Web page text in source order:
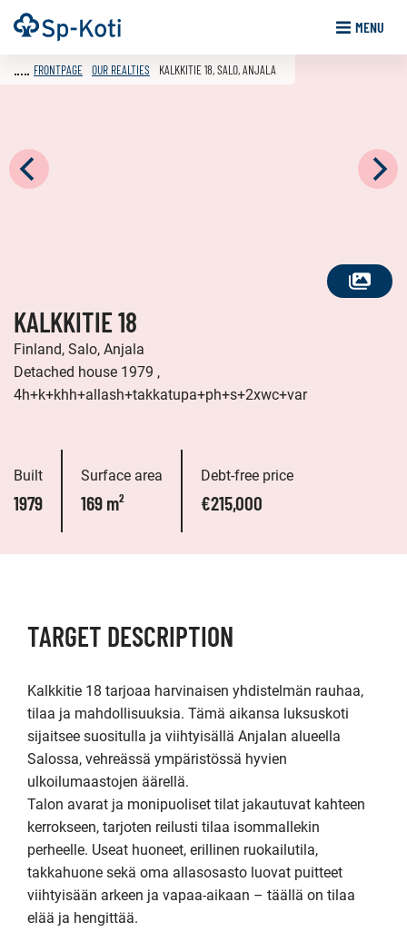
Go
to
Frontpage MENU
SEE
FRONTPAGE OUR REALTIES KALKKITIE 18, SALO, ANJALA
KALKKITIE 18
Finland, Salo, Anjala
Detached house 1979 ,
4h+k+khh+allash+takkatupa+ph+s+2xwc+var
Built
1979
Surface area
169 m²
Debt-free price
€215,000
TARGET DESCRIPTION
Kalkkitie 18 tarjoaa harvinaisen yhdistelmän rauhaa,
tilaa ja mahdollisuuksia. Tämä aikansa luksuskoti
sijaitsee suositulla ja viihtyisällä Anjalan alueella
Salossa, vehreässä ympäristössä hyvien
ulkoilumaastojen äärellä.
Talon avarat ja monipuoliset tilat jakautuvat kahteen
kerrokseen, tarjoten reilusti tilaa isommallekin
perheelle. Useat huoneet, erillinen ruokailutila,
takkahuone sekä oma allasosasto luovat puitteet
viihtyisään arkeen ja vapaa-aikaan – täällä on tilaa
elää ja hengittää.